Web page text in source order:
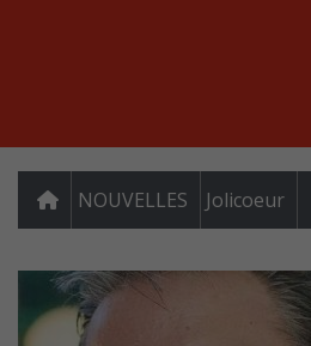
NOUVELLES Jolicoeur